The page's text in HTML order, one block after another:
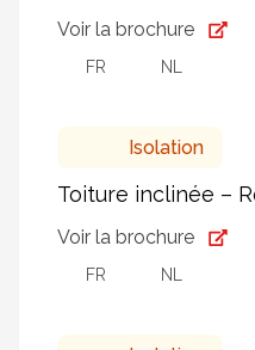
Voir la brochure
FR NL
Isolation
Toiture inclinée –
Voir la brochure
FR NL